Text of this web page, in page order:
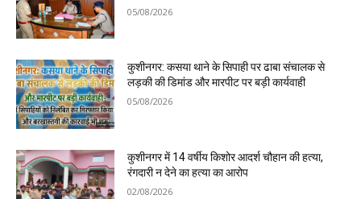
05/08/2026
कुशीनगर: कसया थाने के सिपाही पर ढाबा संचालक से
लड़की की डिमांड और मारपीट पर बड़ी कार्यवाही
05/08/2026
कुशीनगर में 14 वर्षीय किशोर आदर्श चौहान की हत्या,
रंगदारी न देने का हत्या का आरोप
02/08/2026